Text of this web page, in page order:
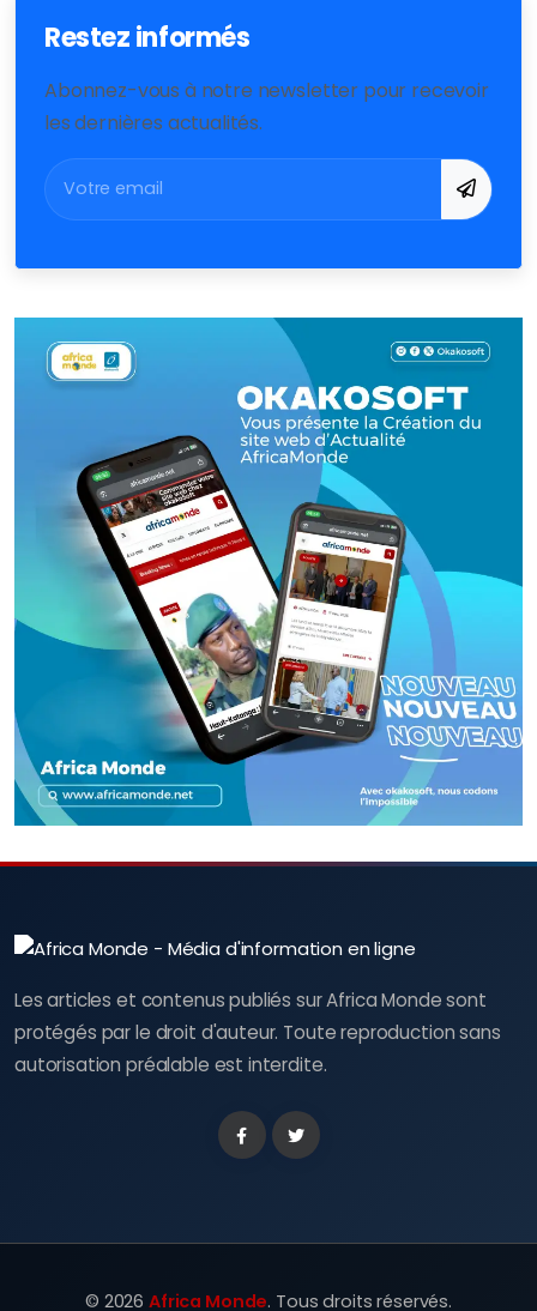
Restez informés
Abonnez-vous à notre newsletter pour recevoir
les dernières actualités.
Les articles et contenus publiés sur Africa Monde sont
protégés par le droit d'auteur. Toute reproduction sans
autorisation préalable est interdite.
FacebookTwitter
© 2026 Africa Monde. Tous droits réservés.